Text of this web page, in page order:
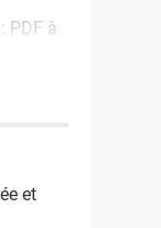
PDF à
et